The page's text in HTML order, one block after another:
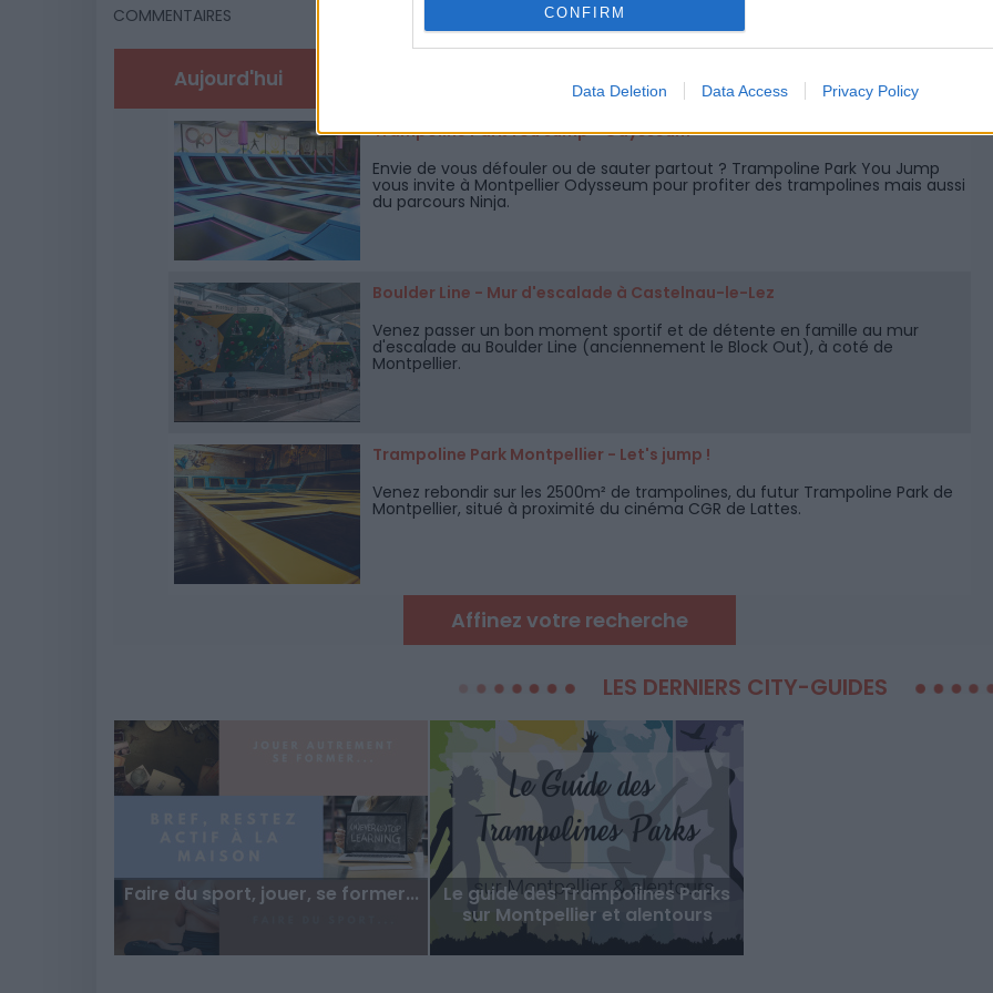
CONFIRM
Data Deletion Data Access Privacy Policy
COMMENTAIRES
Aujourd'hui Ce week-end Semaine
Trampoline Park You Jump - Odysseum
Envie de vous défouler ou de sauter partout ? Trampoline Park You Jump
vous invite à Montpellier Odysseum pour profiter des trampolines mais aussi
du parcours Ninja.
Boulder Line - Mur d'escalade à Castelnau-le-Lez
Venez passer un bon moment sportif et de détente en famille au mur
d'escalade au Boulder Line (anciennement le Block Out), à coté de
Montpellier.
Trampoline Park Montpellier - Let's jump !
Venez rebondir sur les 2500m² de trampolines, du futur Trampoline Park de
Montpellier, situé à proximité du cinéma CGR de Lattes.
Affinez votre recherche
LES DERNIERS CITY-GUIDES
Faire du sport, jouer, se former...
Le guide des Trampolines Parks
sur Montpellier et alentours